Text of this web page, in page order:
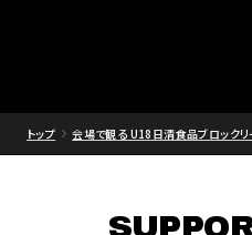
トップ 会場で観る U18日清食品ブロック